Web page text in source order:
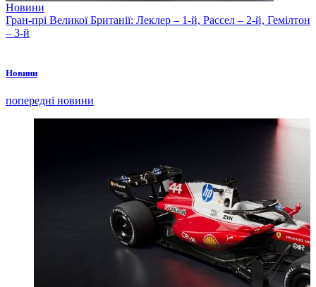
Новини
Гран-прі Великої Британії: Леклер – 1-й, Рассел – 2-й, Гемілтон
– 3-й
Новини
попередні новини